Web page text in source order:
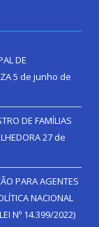
DE
5 de junho de
DE FAMÍLIAS
27 de
PARA AGENTES
NACIONAL
Nº 14.399/2022)